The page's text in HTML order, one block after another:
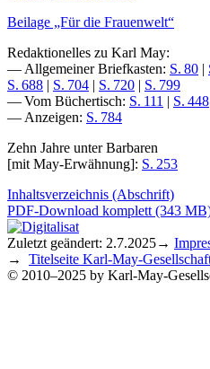
Beilage „Für die Frauenwelt“
Redaktionelles zu Karl May:
— Allgemeiner Briefkasten: S. 80 |
S. 688 | S. 704 | S. 720 | S. 799
— Vom Büchertisch: S. 111 | S. 448
— Anzeigen: S. 784
Zehn Jahre unter Barbaren
[mit May-Erwähnung]: S. 253
Inhaltsverzeichnis (Abschrift)
PDF-Download komplett (343
Zuletzt geändert: 2.7.2025→
→ Titelseite Karl-May-
© 2010–2025 by Karl-May-